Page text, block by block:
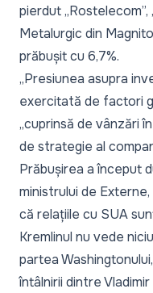
pierdut „Rostelecom”,
Metalurgic din
prăbușit cu 6,7%.
„Presiunea asupra
exercitată de factori
„cuprinsă de vânzări
de strategie al
Prăbușirea a început
ministrului de
că relațiile cu SUA
Kremlinul nu vede
partea
întâlnirii dintre